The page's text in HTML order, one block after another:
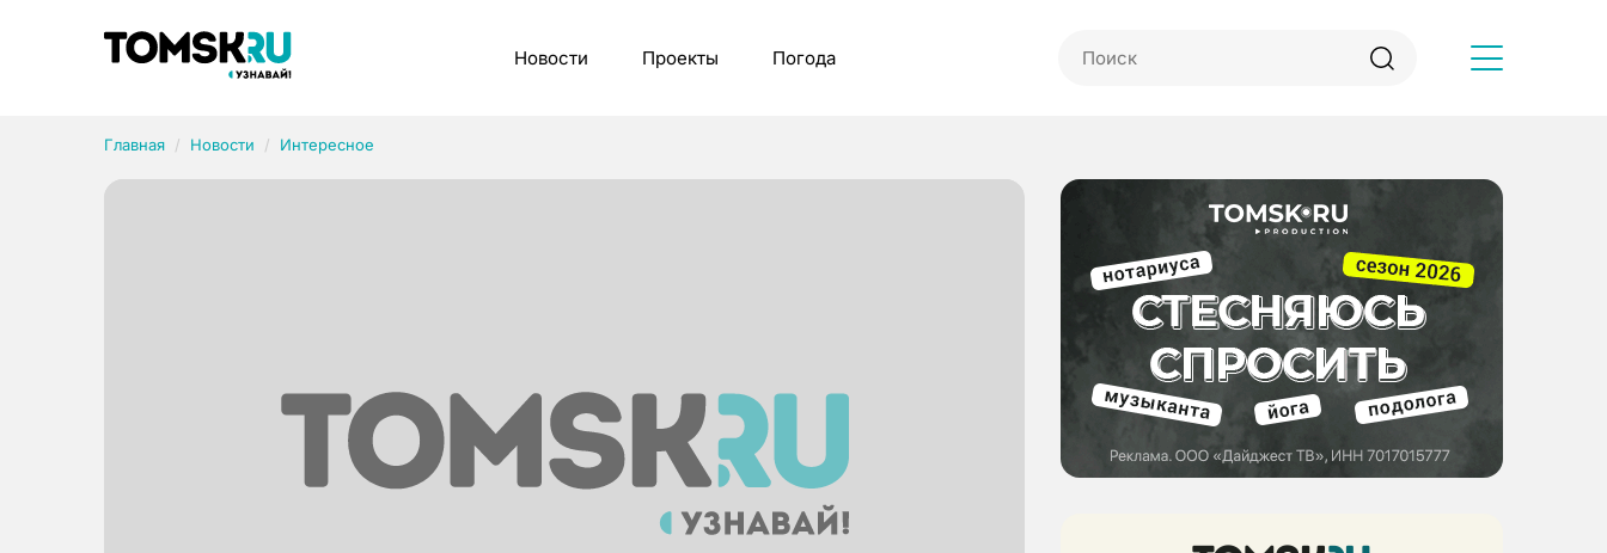
Новости Проекты Погода
Главная Новости Интересное
Рубрики